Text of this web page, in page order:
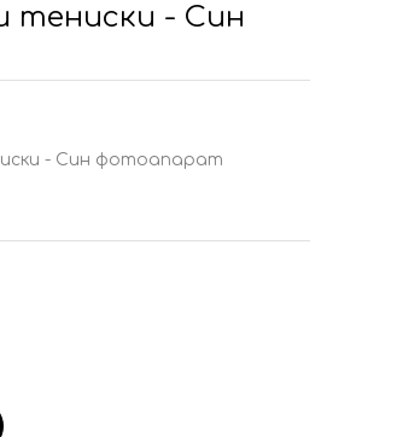
тениски - Син
- Син фотоапарат